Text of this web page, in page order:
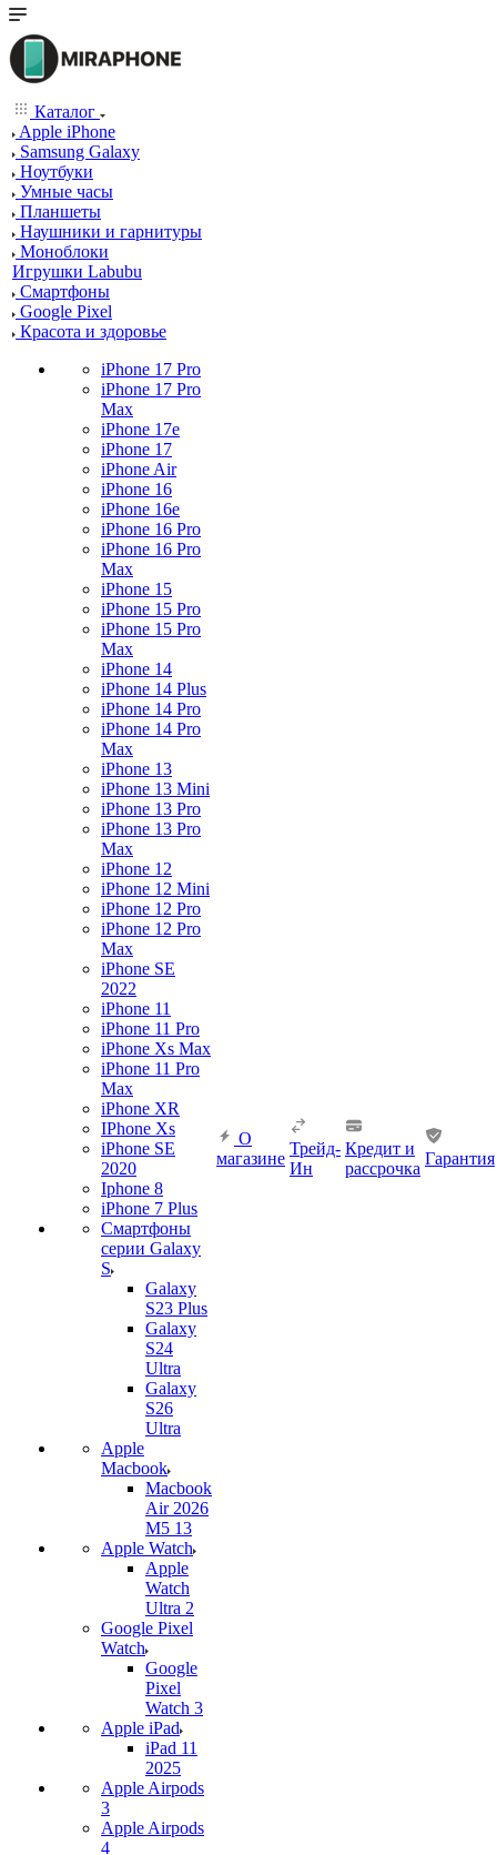
Каталог
Apple iPhone
Samsung Galaxy
Ноутбуки
Умные часы
Планшеты
Наушники и гарнитуры
Моноблоки
Игрушки Labubu
Смартфоны
Google Pixel
Красота и здоровье
iPhone 17 Pro
iPhone 17 Pro
Max
iPhone 17e
iPhone 17
iPhone Air
iPhone 16
iPhone 16e
iPhone 16 Pro
iPhone 16 Pro
Max
iPhone 15
iPhone 15 Pro
iPhone 15 Pro
Max
iPhone 14
iPhone 14 Plus
iPhone 14 Pro
iPhone 14 Pro
Max
iPhone 13
iPhone 13 Mini
iPhone 13 Pro
iPhone 13 Pro
Max
iPhone 12
iPhone 12 Mini
iPhone 12 Pro
iPhone 12 Pro
Max
iPhone SE
2022
iPhone 11
iPhone 11 Pro
iPhone Xs Max
iPhone 11 Pro
Max
iPhone XR
IPhone Xs
iPhone SE
2020
Iphone 8
iPhone 7 Plus
Смартфоны
серии Galaxy
S
Galaxy
S23 Plus
Galaxy
S24
Ultra
Galaxy
S26
Ultra
Apple
Macbook
Macbook
Air 2026
M5 13
Apple Watch
Apple
Watch
Ultra 2
Google Pixel
Watch
Google
Pixel
Watch 3
Apple iPad
iPad 11
2025
Apple Airpods
3
Apple Airpods
4
О
магазине
Трейд-
Ин
Кредит и
рассрочка
Гарантия